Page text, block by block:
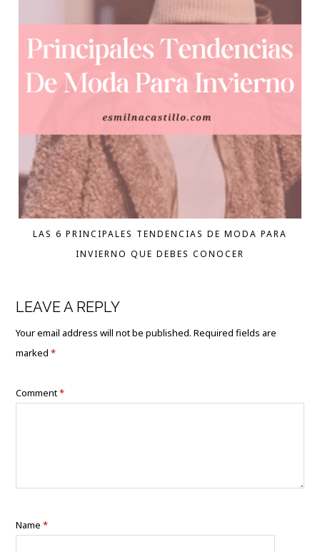
LAS 6 PRINCIPALES TENDENCIAS DE MODA PARA
INVIERNO QUE DEBES CONOCER
LEAVE A REPLY
Your email address will not be published. Required fields are
marked*
Comment*
Name*